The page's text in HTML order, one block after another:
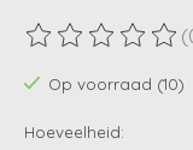
De beoordeling
Op voorraad (10)
Hoeveelheid: